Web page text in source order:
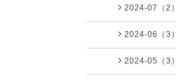
2024-07（2）
2024-06（3）
2024-05（3）